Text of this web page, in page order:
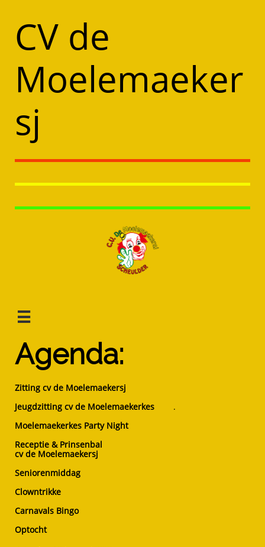
CV de
Moelemaeker
sj

Agenda:
Zitting cv de Moelemaekersj
Jeugdzitting cv de Moelemaekerkes .
Moelemaekerkes Party Night
Receptie & Prinsenbal
cv de Moelemaekersj
Seniorenmiddag
Clowntrikke
Carnavals Bingo
Optocht